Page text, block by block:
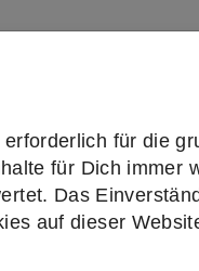
Submenu
für die
für Dich immer
Das
auf dieser